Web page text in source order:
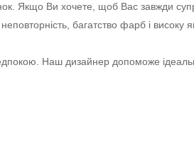
Якщо Ви хочете, щоб Вас завжди
багатство фарб і високу
Наш дизайнер допоможе